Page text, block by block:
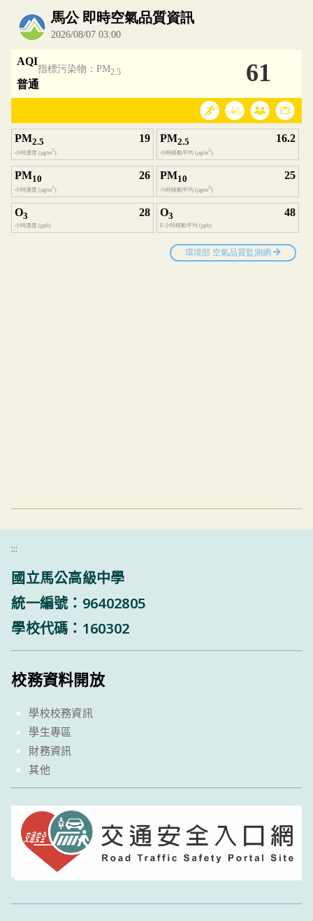
內嵌空氣品質小工具為視覺預覽，完整即時空
:::
國立馬公高級中學
統一編號：96402805
學校代碼：160302
校務資料開放
學校校務資訊
學生專區
財務資訊
其他